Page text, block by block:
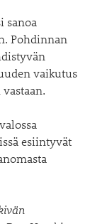
sanoa
Pohdinnan
vaikutus
esiintyvät